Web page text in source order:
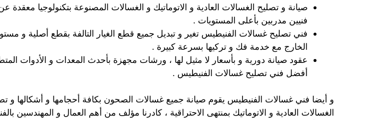
صيانة و تصليح الغسالات العادية و الاتوماتيك و الغسالات المصنوعة بتكنولوجيا معقدة
فنيين مدربين بأعلى المستويات .
فني تصليح غسالات الفنيطيس تغير و تبديل جميع قطع الغيار التالفة بقطع أصلية و
الخارج مع خدمة فك و تركيها بسرعة كبيرة .
عقود صيانة دورية و بأسعار لا مثيل لها ، ورشات مجهزة بأحدث المعدات و الأدوات
أفضل فني تصليح غسالات الفنيطيس .
و أيضا فني غسالات الفنيطيس يقوم صيانة جميع غسالات الصحون بكافة أحجامها و أشكالها و
الغسالات العادية و الاتوماتيك بمنتهى الاحتراقية ، كادرنا مؤلف من أهم العمال و المهندسين